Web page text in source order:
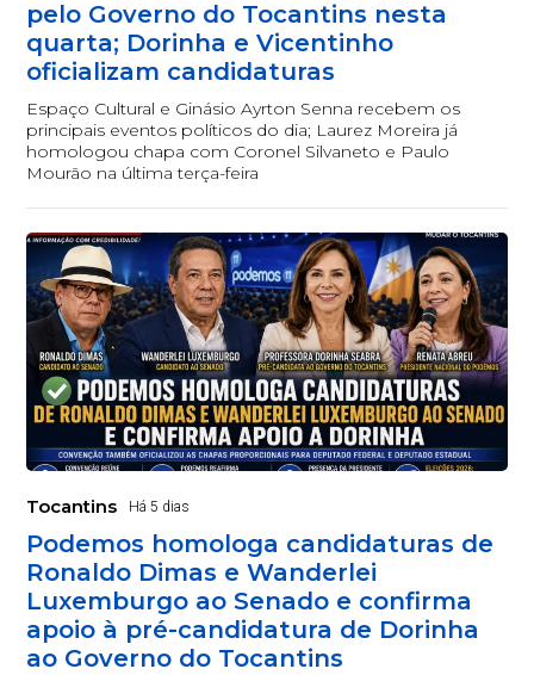
pelo Governo do Tocantins nesta
quarta; Dorinha e Vicentinho
oficializam candidaturas
Espaço Cultural e Ginásio Ayrton Senna recebem os
principais eventos políticos do dia; Laurez Moreira já
homologou chapa com Coronel Silvaneto e Paulo
Mourão na última terça-feira
Tocantins Há 5 dias
Podemos homologa candidaturas de
Ronaldo Dimas e Wanderlei
Luxemburgo ao Senado e confirma
apoio à pré-candidatura de Dorinha
ao Governo do Tocantins